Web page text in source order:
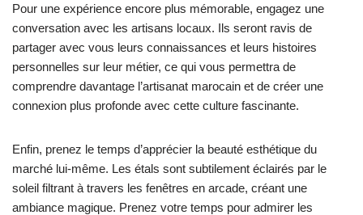
Pour une expérience encore plus mémorable, engagez une
conversation avec les artisans locaux. Ils seront ravis de
partager avec vous leurs connaissances et leurs histoires
personnelles sur leur métier, ce qui vous permettra de
comprendre davantage l’artisanat marocain et de créer une
connexion plus profonde avec cette culture fascinante.
Enfin, prenez le temps d’apprécier la beauté esthétique du
marché lui-même. Les étals sont subtilement éclairés par le
soleil filtrant à travers les fenêtres en arcade, créant une
ambiance magique. Prenez votre temps pour admirer les